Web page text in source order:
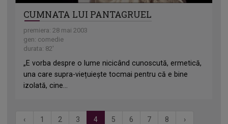
CUMNATA LUI PANTAGRUEL
premiera: 28 mai 2003
gen: comedie
durata: 82'
„E vorba despre o lume nicicând cunoscută, ermetică,
una care supra-viețuiește tocmai pentru că e bine
izolată, cine...
‹ 1 2 3 4 5 6 7 8 ›